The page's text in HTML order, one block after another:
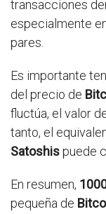
transacciones
especialmente
pares.
Es importante
del precio de
fluctúa, el valor
tanto, el
Satoshispuede
En resumen,
pequeña de